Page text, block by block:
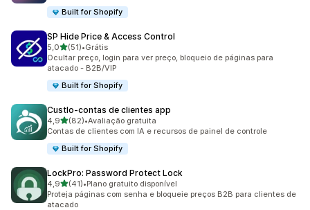
Built for Shopify
SP Hide Price & Access Control
5,0de 5 estrelas
(51)
51 avaliações ao todo
•Grátis
Ocultar preço, login para ver preço, bloqueio de páginas para
atacado - B2B/VIP
Built for Shopify
Custlo‑contas de clientes app
4,9de 5 estrelas
(82)
82 avaliações ao todo
•Avaliação gratuita
Contas de clientes com IA e recursos de painel de controle
Built for Shopify
LockPro: Password Protect Lock
4,9de 5 estrelas
(41)
41 avaliações ao todo
•Plano gratuito disponível
Proteja páginas com senha e bloqueie preços B2B para clientes de
atacado